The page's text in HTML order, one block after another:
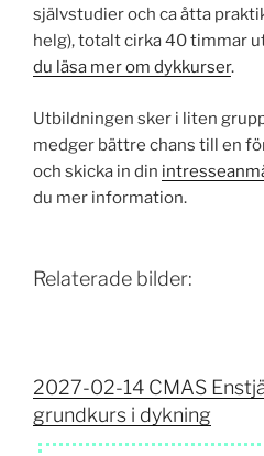
självstudier och ca åtta
helg), totalt cirka 40 timmar
du läsa mer om dykkurser.
Utbildningen sker i liten
medger bättre chans till en
och skicka in din
du mer information.
Relaterade bilder:
2027-02-14 CMAS
grundkurs i dykning